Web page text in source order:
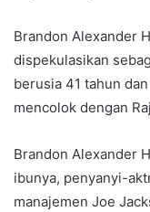
Brandon Alexander
dispekulasikan
berusia 41 tahun
mencolok dengan
Brandon Alexander
ibunya, penyanyi-
manajemen Joe